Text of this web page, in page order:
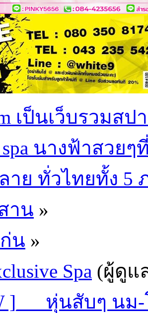
เป็นเว็บรวม
นางฟ้าสวย
าย ทั่วไทยทั้ง 5
าน »
น »
Spa (ผู้ดูแ
]___หุ่นสับๆ น